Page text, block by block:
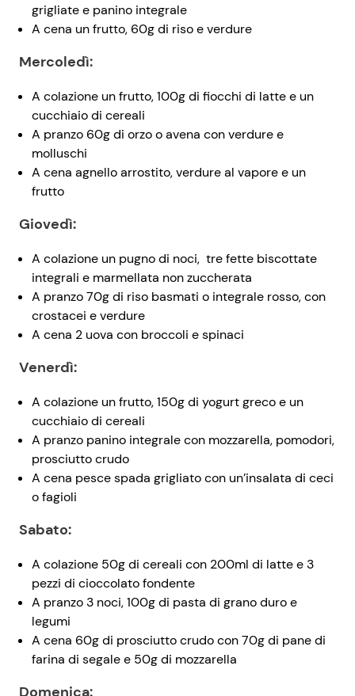
grigliate e panino integrale
A cena un frutto, 60g di riso e verdure
Mercoledì:
A colazione un frutto, 100g di fiocchi di latte e un
cucchiaio di cereali
A pranzo 60g di orzo o avena con verdure e
molluschi
A cena agnello arrostito, verdure al vapore e un
frutto
Giovedì:
A colazione un pugno di noci, tre fette biscottate
integrali e marmellata non zuccherata
A pranzo 70g di riso basmati o integrale rosso, con
crostacei e verdure
A cena 2 uova con broccoli e spinaci
Venerdì:
A colazione un frutto, 150g di yogurt greco e un
cucchiaio di cereali
A pranzo panino integrale con mozzarella, pomodori,
prosciutto crudo
A cena pesce spada grigliato con un’insalata di ceci
o fagioli
Sabato:
A colazione 50g di cereali con 200ml di latte e 3
pezzi di cioccolato fondente
A pranzo 3 noci, 100g di pasta di grano duro e
legumi
A cena 60g di prosciutto crudo con 70g di pane di
farina di segale e 50g di mozzarella
Domenica: